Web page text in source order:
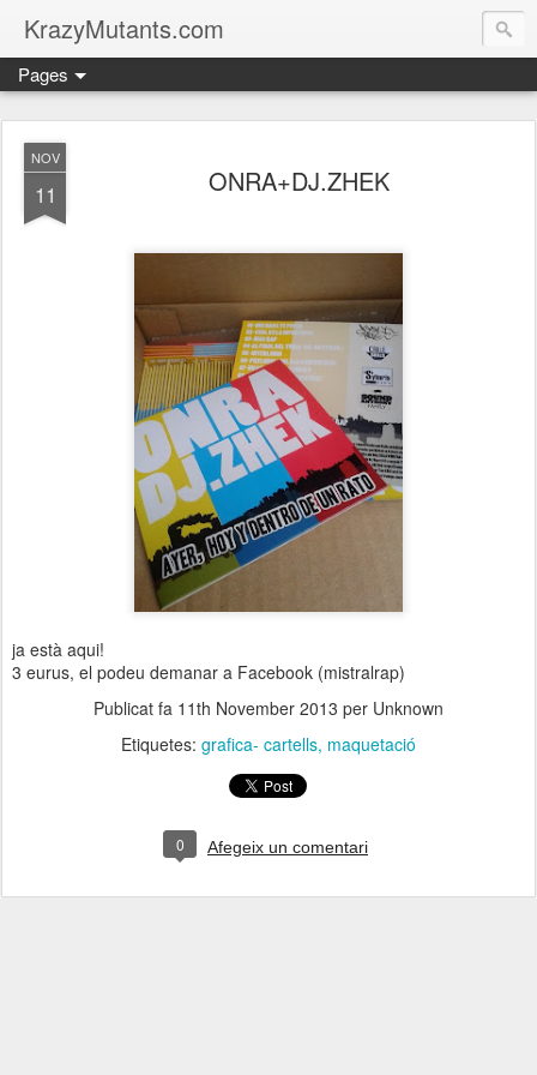
KrazyMutants.com
Pages
NOV
11 ONRA+DJ.ZHEK
ja està aqui!
3 eurus, el podeu demanar a Facebook (mistralrap)
Publicat fa 11th November 2013 per Unknown
Etiquetes: grafica- cartells maquetació
0 Afegeix un comentari